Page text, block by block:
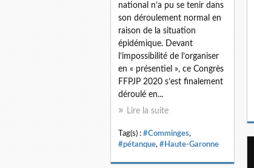
national n’a pu se tenir dans
son déroulement normal en
raison de la situation
épidémique. Devant
l’impossibilité de l’organiser
en « présentiel », ce Congrès
FFPJP 2020 s’est finalement
déroulé en...
Lire la suite
Tag(s) : #Comminges,
#pétanque, #Haute-Garonne